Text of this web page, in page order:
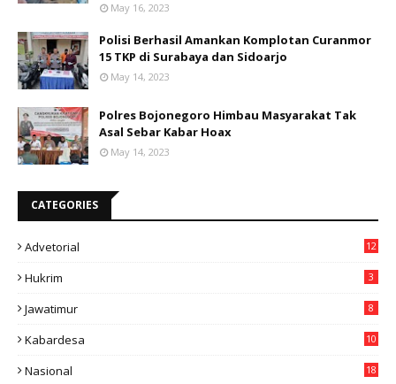
May 16, 2023
Polisi Berhasil Amankan Komplotan Curanmor
15 TKP di Surabaya dan Sidoarjo
May 14, 2023
Polres Bojonegoro Himbau Masyarakat Tak
Asal Sebar Kabar Hoax
May 14, 2023
CATEGORIES
Advetorial 12
Hukrim 3
Jawatimur 8
Kabardesa
10
Nasional
18